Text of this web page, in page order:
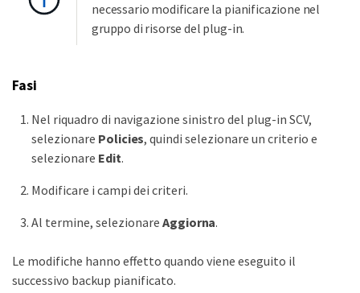
necessario modificare la pianificazione nel
gruppo di risorse del plug-in.
Fasi
Nel riquadro di navigazione sinistro del plug-in SCV,
selezionare Policies, quindi selezionare un criterio e
selezionare Edit.
Modificare i campi dei criteri.
Al termine, selezionare Aggiorna.
Le modifiche hanno effetto quando viene eseguito il
successivo backup pianificato.